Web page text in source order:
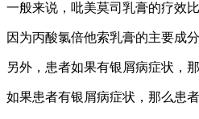
一般来说，吡美莫司乳膏的疗效
因为丙酸氯倍他索乳膏的主要成
另外，患者如果有银屑病症状，
如果患者有银屑病症状，那么患